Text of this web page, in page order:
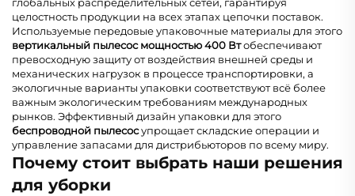
глобальных распределительных сетей, гарантируя
целостность продукции на всех этапах цепочки поставок.
Используемые передовые упаковочные материалы для этого
вертикальный пылесос мощностью 400 Втобеспечивают
превосходную защиту от воздействия внешней среды и
механических нагрузок в процессе транспортировки, а
экологичные варианты упаковки соответствуют всё более
важным экологическим требованиям международных
рынков. Эффективный дизайн упаковки для этого
беспроводной пылесосупрощает складские операции и
управление запасами для дистрибьюторов по всему миру.
Почему стоит выбрать наши решения
для уборки